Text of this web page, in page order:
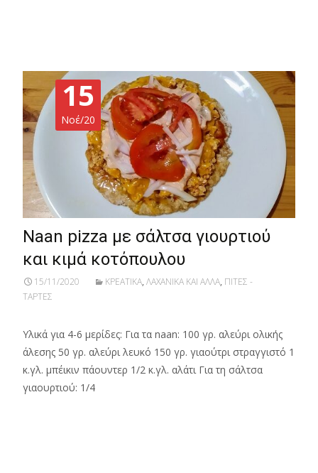
15
Νοέ/20
Naan pizza με σάλτσα γιουρτιού
και κιμά κοτόπουλου
15/11/2020 ΚΡΕΑΤΙΚΑ, ΛΑΧΑΝΙΚΑ ΚΑΙ ΑΛΛΑ, ΠΙΤΕΣ -
ΤΑΡΤΕΣ
Υλικά για 4-6 μερίδες: Για τα naan: 100 γρ. αλεύρι ολικής
άλεσης 50 γρ. αλεύρι λευκό 150 γρ. γιαούτρι στραγγιστό 1
κ.γλ. μπέικιν πάουντερ 1/2 κ.γλ. αλάτι Για τη σάλτσα
γιαουρτιού: 1/4